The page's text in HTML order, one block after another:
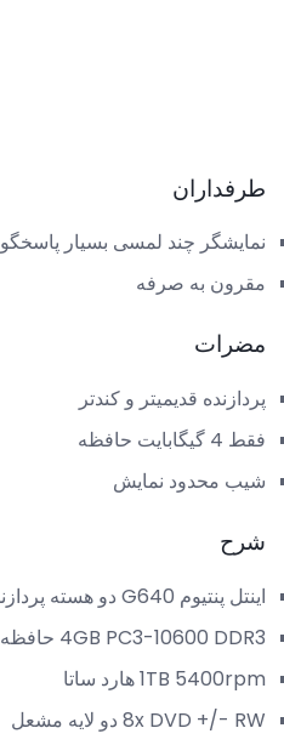
طرفداران
نمایشگر چند لمسی بسیار پاسخگو
مقرون به صرفه
مضرات
پردازنده قدیمیتر و کندتر
فقط 4 گیگابایت حافظه
شیب محدود نمایش
شرح
اینتل پنتیوم G640 دو هسته پردازنده دسکتاپ
4GB PC3-10600 DDR3 حافظه
1TB 5400rpm هارد ساتا
8x DVD +/- RW دو لایه مشعل